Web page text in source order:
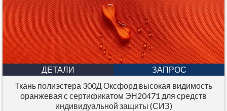
ДЕТАЛИ
ЗАПРОС
Ткань полиэстера 300Д Оксфорд высокая видимость
оранжевая с сертификатом ЭН20471 для средств
индивидуальной защиты (СИЗ)